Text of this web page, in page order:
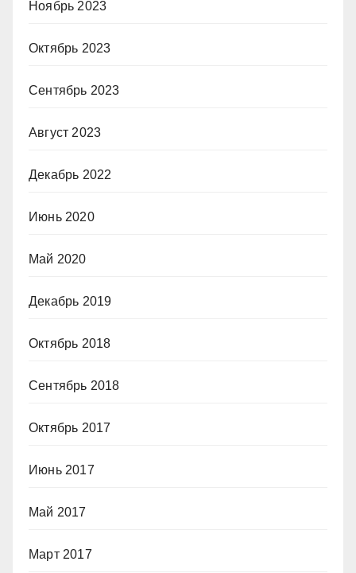
Ноябрь 2023
Октябрь 2023
Сентябрь 2023
Август 2023
Декабрь 2022
Июнь 2020
Май 2020
Декабрь 2019
Октябрь 2018
Сентябрь 2018
Октябрь 2017
Июнь 2017
Май 2017
Март 2017